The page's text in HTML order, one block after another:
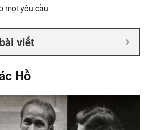
mọi yêu cầu
viết
Hồ